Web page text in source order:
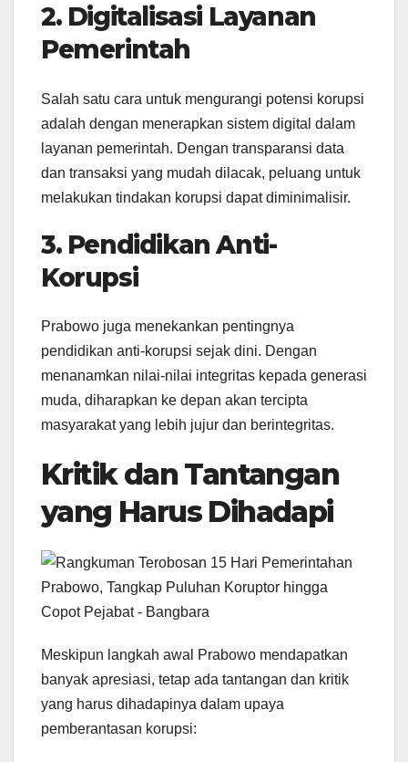
2. Digitalisasi Layanan
Pemerintah
Salah satu cara untuk mengurangi potensi korupsi
adalah dengan menerapkan sistem digital dalam
layanan pemerintah. Dengan transparansi data
dan transaksi yang mudah dilacak, peluang untuk
melakukan tindakan korupsi dapat diminimalisir.
3. Pendidikan Anti-
Korupsi
Prabowo juga menekankan pentingnya
pendidikan anti-korupsi sejak dini. Dengan
menanamkan nilai-nilai integritas kepada generasi
muda, diharapkan ke depan akan tercipta
masyarakat yang lebih jujur dan berintegritas.
Kritik dan Tantangan
yang Harus Dihadapi
Meskipun langkah awal Prabowo mendapatkan
banyak apresiasi, tetap ada tantangan dan kritik
yang harus dihadapinya dalam upaya
pemberantasan korupsi: